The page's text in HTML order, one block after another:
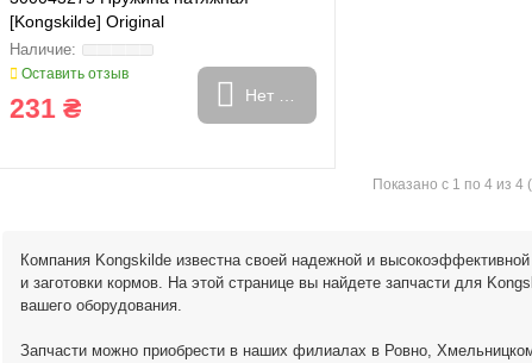
Генератори Генератори
[Kongskilde] Original
Оставить отзыв
231 ₴ Нет в наличии
Показано с 1 по 4 из 4
Компания Kongskilde известна своей надежной и
и заготовки кормов. На этой странице вы найдете запчасти для
вашего оборудования.
Запчасти можно приобрести в наших филиалах в Ровно,